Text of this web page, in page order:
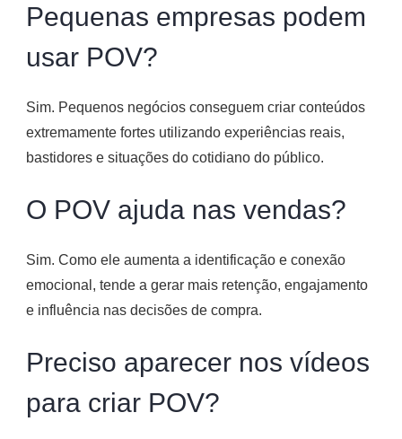
Pequenas empresas podem
usar POV?
Sim. Pequenos negócios conseguem criar conteúdos
extremamente fortes utilizando experiências reais,
bastidores e situações do cotidiano do público.
O POV ajuda nas vendas?
Sim. Como ele aumenta a identificação e conexão
emocional, tende a gerar mais retenção, engajamento
e influência nas decisões de compra.
Preciso aparecer nos vídeos
para criar POV?